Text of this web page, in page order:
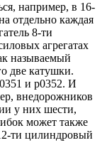
например, в 16-
отдельно каждая
8-ти
агрегатах
называемый
две катушки.
и p0352. И
внедорожников
у них шести,
может также
ти цилиндровый